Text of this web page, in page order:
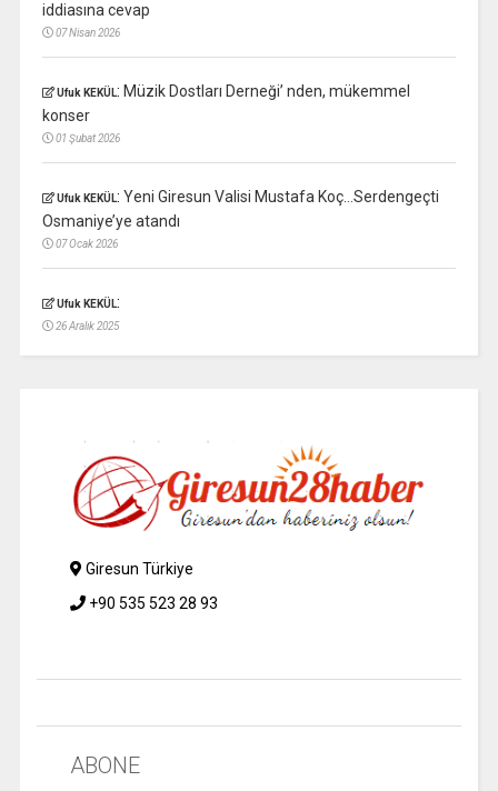
iddiasına cevap
07 Nisan 2026
Ufuk KEKÜL: Müzik Dostları Derneği’ nden, mükemmel
konser
01 Şubat 2026
Ufuk KEKÜL: Yeni Giresun Valisi Mustafa Koç…Serdengeçti
Osmaniye’ye atandı
07 Ocak 2026
Ufuk KEKÜL:
26 Aralık 2025
Giresun Türkiye
+90 535 523 28 93
ABONE